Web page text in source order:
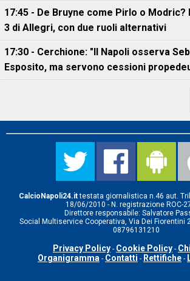
17:45 - De Bruyne come Pirlo o Modric?
3 di Allegri, con due ruoli alternativi
17:30 - Cerchione: "Il Napoli osserva
Esposito, ma servono cessioni
CalcioNapoli24.ittestata giornalistica n.46 aut.
18/06/2010 - N. registrazione ROC-
Direttore responsabile: Salvatore
Social Multiservice Cooperativa, Via Dei Fiorentini
08796131210
Privacy Policy - Cookie Policy -
Organigramma - Contatti - Rettifiche -